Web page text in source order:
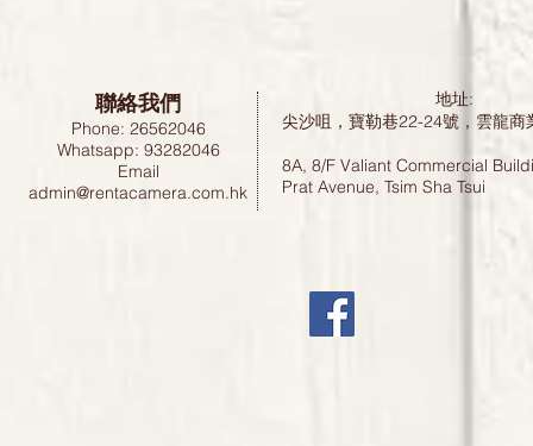
聯絡我們
Phone: 26562046
Whatsapp: 93282046
Email
admin@rentacamera.com.hk
地址:
尖沙咀，寶勒巷22-24號，雲龍
8A, 8/F Valiant Commercial
Prat Avenue, Tsim Sha Tsui